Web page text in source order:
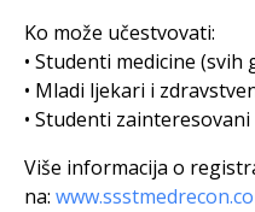
Ko može učestvovati:
• Studenti medicine (svih
• Mladi ljekari i
• Studenti
Više informacija o
na: